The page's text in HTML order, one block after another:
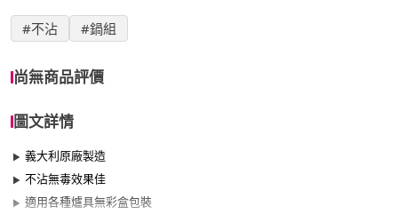
#不沾 #鍋組
尚無商品評價
圖文詳情
義大利原廠製造
不沾無毒效果佳
適用各種爐具無彩盒包裝